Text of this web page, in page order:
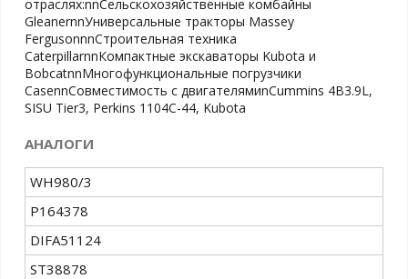
отраслях:nnСельскохозяйственные комбайны
GleanernnУниверсальные тракторы Massey
FergusonnnСтроительная техника
CaterpillarnnКомпактные экскаваторы Kubota и
BobcatnnМногофункциональные погрузчики
CasennСовместимость с двигателямиnCummins 4B3.9L,
SISU Tier3, Perkins 1104C-44, Kubota
АНАЛОГИ
WH980/3
P164378
DIFA51124
ST38878